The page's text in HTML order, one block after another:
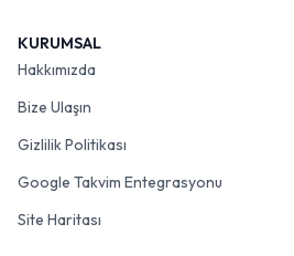
KURUMSAL
Hakkımızda
Bize Ulaşın
Gizlilik Politikası
Google Takvim Entegrasyonu
Site Haritası